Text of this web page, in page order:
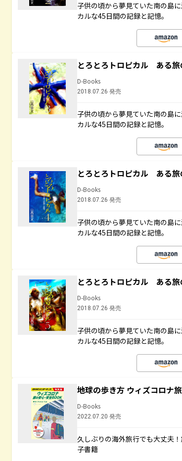
子供の頃から夢見ていた南の島
カルな45日間の記録と記憶。
とろとろトロピカル ある
D-Books
2018.07.26 発売
子供の頃から夢見ていた南の島
カルな45日間の記録と記憶。
とろとろトロピカル ある
D-Books
2018.07.26 発売
子供の頃から夢見ていた南の島
カルな45日間の記録と記憶。
とろとろトロピカル ある
D-Books
2018.07.26 発売
子供の頃から夢見ていた南の島
カルな45日間の記録と記憶。
地球の歩き方 ウィズコロナ
D-Books
2022.07.20 発売
久しぶりの海外旅行でも大丈夫
子書籍